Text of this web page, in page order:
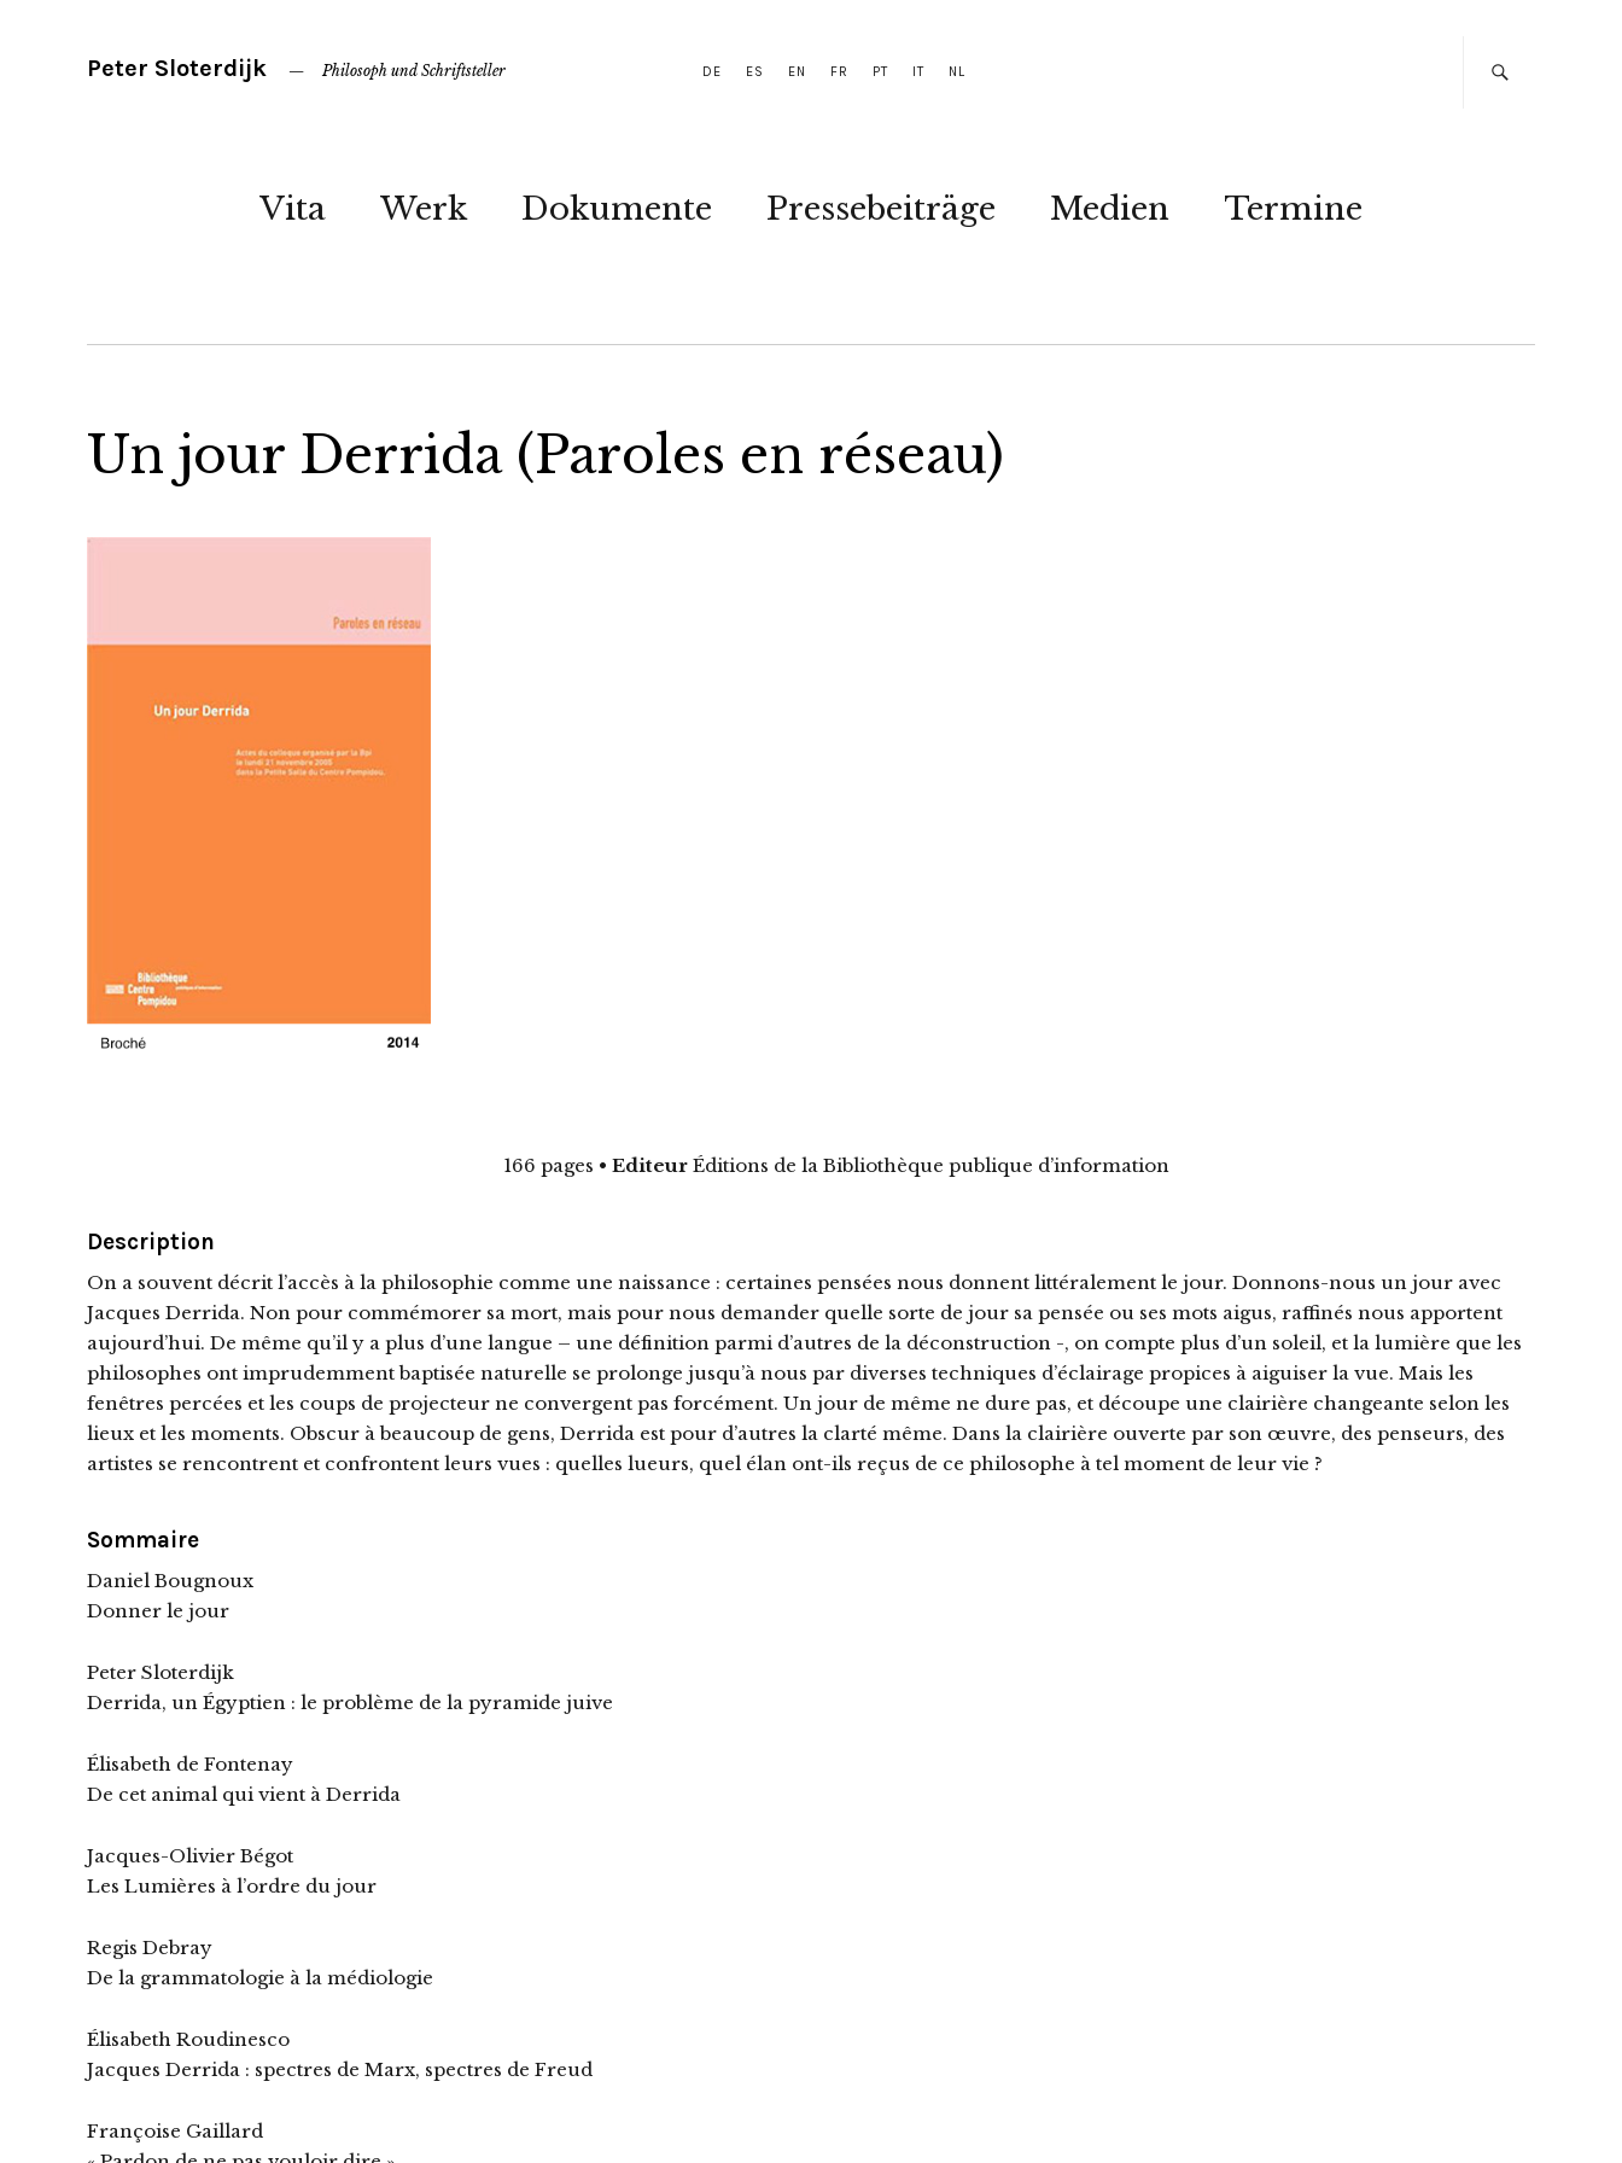
DE ES EN FR PT IT NL
Peter Sloterdijk Philosoph und Schriftsteller
Vita Werk Dokumente Pressebeiträge Medien Termine
Un jour Derrida (Paroles en réseau)
166 pages • Editeur Éditions de la Bibliothèque publique d’information
Description
On a souvent décrit l’accès à la philosophie comme une naissance : certaines pensées nous donnent littéralement le jour. Donnons-nous un jour avec
Jacques Derrida. Non pour commémorer sa mort, mais pour nous demander quelle sorte de jour sa pensée ou ses mots aigus, raffinés nous apportent
aujourd’hui. De même qu’il y a plus d’une langue – une définition parmi d’autres de la déconstruction -, on compte plus d’un soleil, et la lumière que les
philosophes ont imprudemment baptisée naturelle se prolonge jusqu’à nous par diverses techniques d’éclairage propices à aiguiser la vue. Mais les
fenêtres percées et les coups de projecteur ne convergent pas forcément. Un jour de même ne dure pas, et découpe une clairière changeante selon les
lieux et les moments. Obscur à beaucoup de gens, Derrida est pour d’autres la clarté même. Dans la clairière ouverte par son œuvre, des penseurs, des
artistes se rencontrent et confrontent leurs vues : quelles lueurs, quel élan ont-ils reçus de ce philosophe à tel moment de leur vie ?
Sommaire
Daniel Bougnoux
Donner le jour
Peter Sloterdijk
Derrida, un Égyptien : le problème de la pyramide juive
Élisabeth de Fontenay
De cet animal qui vient à Derrida
Jacques-Olivier Bégot
Les Lumières à l’ordre du jour
Regis Debray
De la grammatologie à la médiologie
Élisabeth Roudinesco
Jacques Derrida : spectres de Marx, spectres de Freud
Françoise Gaillard